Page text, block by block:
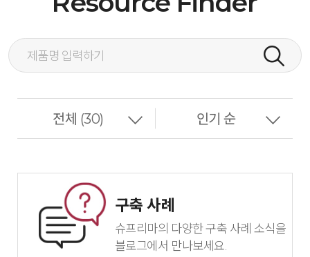
구축 사례
슈프리마의 다양한 구축 사례 소식을
블로그에서 만나보세요.